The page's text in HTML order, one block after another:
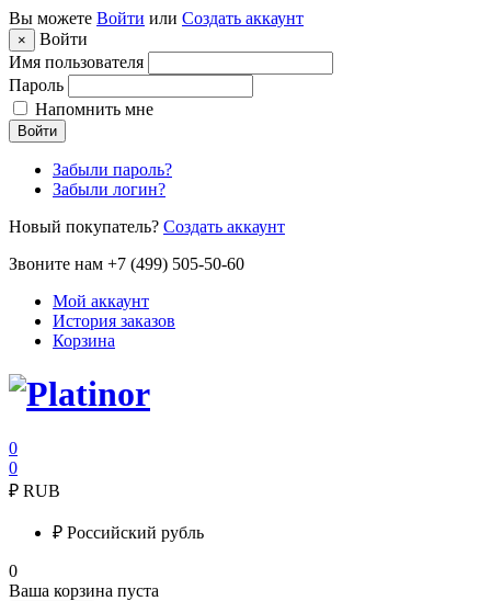
Вы можете Войти или Создать аккаунт
×
Войти
Имя пользователя
Пароль
Напомнить мне
Войти
Забыли пароль?
Забыли логин?
Новый покупатель? Создать аккаунт
Звоните нам +7 (499) 505-50-60
Мой аккаунт
История заказов
Корзина
0
0
₽ RUB
₽ Российский рубль
0
Ваша корзина пуста